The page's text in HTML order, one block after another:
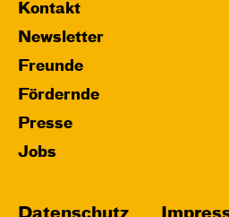
Kontakt
Newsletter
Freunde
Fördernde
Presse
Jobs